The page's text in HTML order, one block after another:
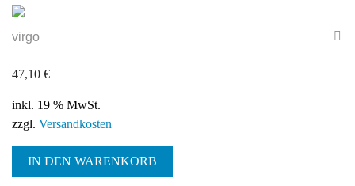
virgo
47,10 €
inkl. 19 % MwSt.
zzgl. Versandkosten
IN DEN WARENKORB